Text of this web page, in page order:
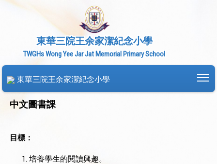
東華三院王余家潔紀念小學
TWGHs Wong Yee Jar Jat Memorial Primary School
東華三院王余家潔紀念小學
中文圖書課
目標：
培養學生的閱讀興趣。